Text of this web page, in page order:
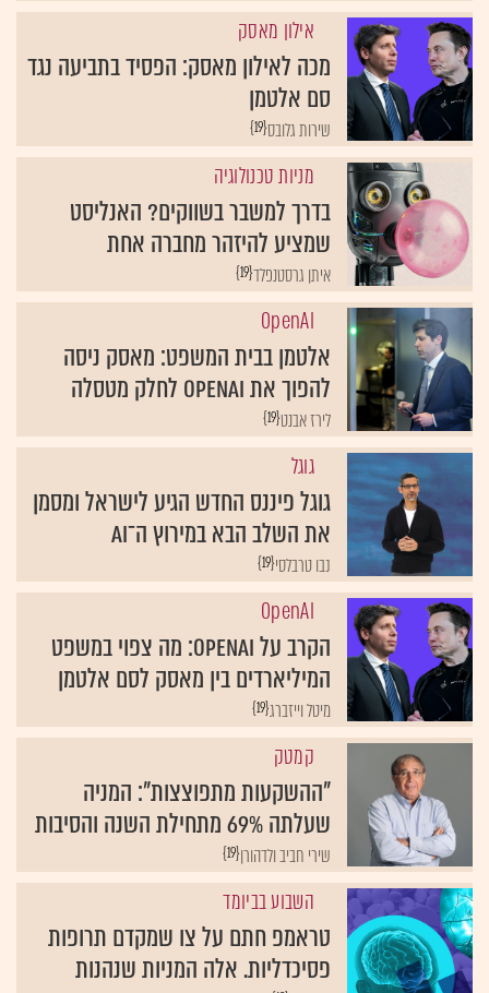
אילון מאסק
מכה לאילון מאסק: הפסיד בתביעה נגד
סם אלטמן
{19}שירות גלובס
מניות טכנולוגיה
בדרך למשבר בשווקים? האנליסט
שמציע להיזהר מחברה אחת
{19}איתן גרסטנפלד
OpenAI
אלטמן בבית המשפט: מאסק ניסה
להפוך את OpenAI לחלק מטסלה
{19}לירז אבנט
גוגל
גוגל פיננס החדש הגיע לישראל ומסמן
את השלב הבא במירוץ ה־AI
{19}נבו טרבלסי
OpenAI
הקרב על OpenAI: מה צפוי במשפט
המיליארדים בין מאסק לסם אלטמן
{19}מיטל וייזברג
קמטק
"ההשקעות מתפוצצות": המניה
שעלתה 69% מתחילת השנה והסיבות
{19}שירי חביב ולדהורן
השבוע בביומד
טראמפ חתם על צו שמקדם תרופות
פסיכדליות. אלה המניות שנהנות